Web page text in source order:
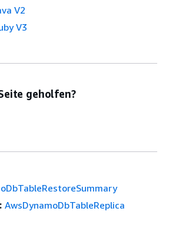
V2
V3
geholfen?
AwsDynamoDbTableReplica